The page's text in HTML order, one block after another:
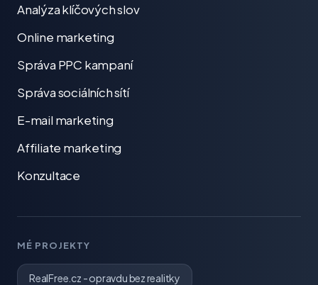
Analýza klíčových slov
Online marketing
Správa PPC kampaní
Správa sociálních sítí
E-mail marketing
Affiliate marketing
Konzultace
MÉ PROJEKTY
RealFree.cz - opravdu bez realitky